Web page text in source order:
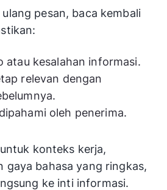
pesan, baca kembali
atau kesalahan informasi.
relevan dengan
oleh penerima.
konteks kerja,
gaya bahasa yang ringkas,
ke inti informasi.